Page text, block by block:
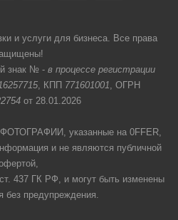
и услуги для бизнеса. Все права
знак № - в процессе регистрации
, КПП 771601001, ОГРН
от 28.01.2026
указанные на 0FFER,
и не являются публичной
437 ГК РФ, и могут быть изменены
без предупреждения.